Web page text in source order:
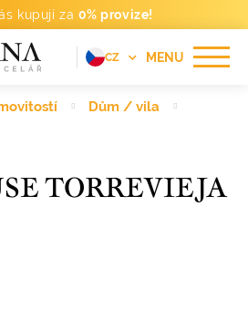
kupují za 0% provize!
MENU
CZ
PT
Dům / vila
TORREVIEJA